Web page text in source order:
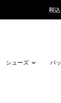
税
シューズ バ